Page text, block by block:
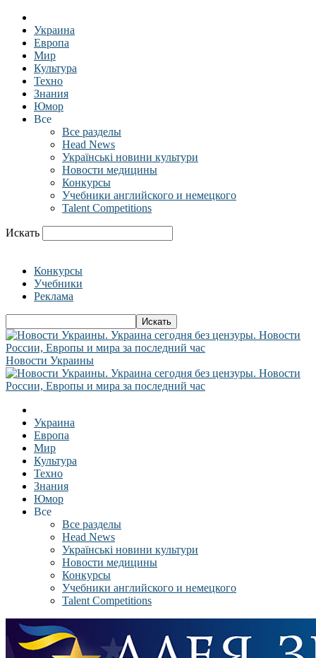
Украина
Европа
Мир
Культура
Техно
Знания
Юмор
Все
Все разделы
Head News
Українські новини культури
Новости медицины
Конкурсы
Учебники английского и немецкого
Talent Competitions
Искать
Конкурсы
Учебники
Реклама
Новости Украины
Украина
Европа
Мир
Культура
Техно
Знания
Юмор
Все
Все разделы
Head News
Українські новини культури
Новости медицины
Конкурсы
Учебники английского и немецкого
Talent Competitions